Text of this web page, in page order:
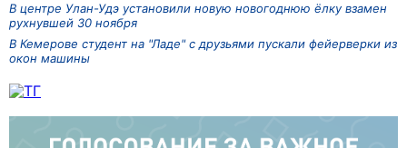
В центре Улан-Удэ установили новую новогоднюю ёлку взамен
рухнувшей 30 ноября
В Кемерове студент на "Ладе" с друзьями пускали фейерверки из
окон машины